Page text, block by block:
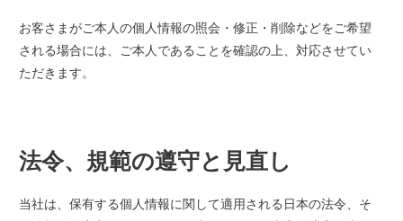
お客さまがご本人の個人情報の照会・修正・削除などをご希望
される場合には、ご本人であることを確認の上、対応させてい
ただきます。
法令、規範の遵守と見直し
当社は、保有する個人情報に関して適用される日本の法令、そ